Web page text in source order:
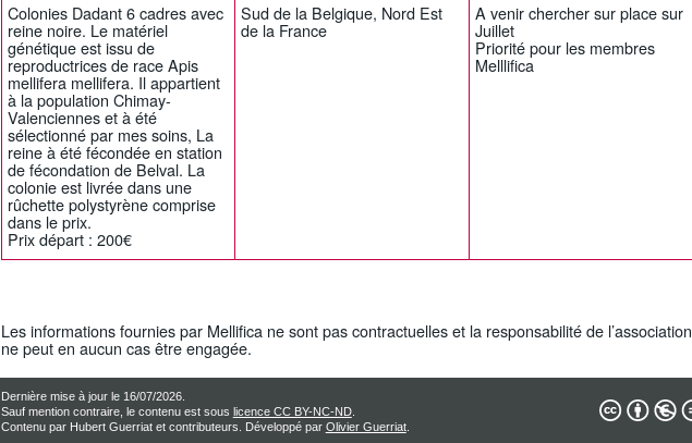
Colonies Dadant 6 cadres avec
reine noire. Le matériel
génétique est issu de
reproductrices de race Apis
mellifera mellifera. Il appartient
à la population Chimay-
Valenciennes et à été
sélectionné par mes soins, La
reine à été fécondée en station
de fécondation de Belval. La
colonie est livrée dans une
rûchette polystyrène comprise
dans le prix.
Prix départ : 200€
Sud de la Belgique, Nord Est
de la France
A venir chercher sur place sur
Juillet
Priorité pour les membres
Melllifica
Les informations fournies par Mellifica ne sont pas contractuelles et la responsabilité de l’association
ne peut en aucun cas être engagée.
Dernière mise à jour le 16/07/2026.
Sauf mention contraire, le contenu est sous licence CC BY-NC-ND.
Contenu par Hubert Guerriat et contributeurs. Développé par Olivier Guerriat.